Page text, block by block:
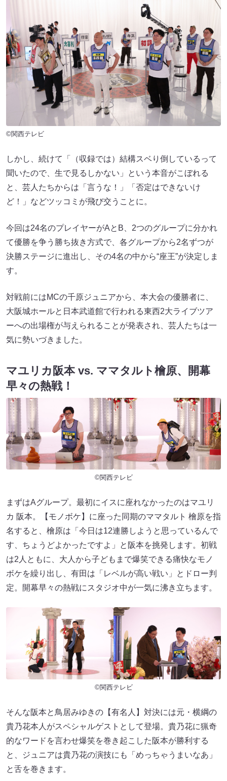
©関西テレビ
しかし、続けて「（収録では）結構スベり倒しているって
聞いたので、生で見るしかない」という本音がこぼれる
と、芸人たちからは「言うな！」「否定はできないけ
ど！」などツッコミが飛び交うことに。
今回は24名のプレイヤーがAとB、2つのグループに分かれ
て優勝を争う勝ち抜き方式で、各グループから2名ずつが
決勝ステージに進出し、その4名の中から“座王”が決定しま
す。
対戦前にはMCの千原ジュニアから、本大会の優勝者に、
大阪城ホールと日本武道館で行われる東西2大ライブツア
ーへの出場権が与えられることが発表され、芸人たちは一
気に勢いづきました。
マユリカ阪本 vs. ママタルト檜原、開幕
早々の熱戦！
©関西テレビ
まずはAグループ。最初にイスに座れなかったのはマユリ
カ 阪本。【モノボケ】に座った同期のママタルト 檜原を指
名すると、檜原は「今日は12連勝しようと思っているんで
す、ちょうどよかったですよ」と阪本を挑発します。初戦
は2人ともに、大人から子どもまで爆笑できる痛快なモノ
ボケを繰り出し、有田は「レベルが高い戦い」とドロー判
定。開幕早々の熱戦にスタジオ中が一気に沸き立ちます。
©関西テレビ
そんな阪本と鳥居みゆきの【有名人】対決には元・横綱の
貴乃花本人がスペシャルゲストとして登場。貴乃花に猟奇
的なワードを言わせ爆笑を巻き起こした阪本が勝利する
と、ジュニアは貴乃花の演技にも「めっちゃうまいなあ」
と舌を巻きます。